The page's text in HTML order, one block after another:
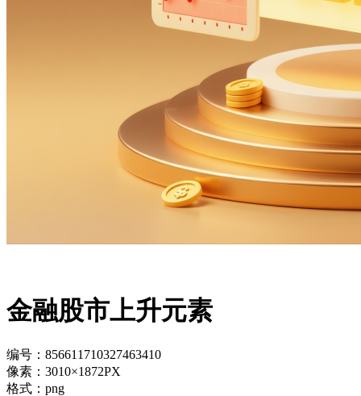
金融股市上升元素
编号：856611710327463410
像素：3010×1872PX
格式：png